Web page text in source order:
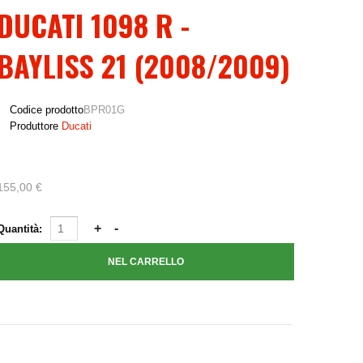
1098 R -
21 (2008/2009)
Codice prodottoBPR01G
Produttore Ducati
€